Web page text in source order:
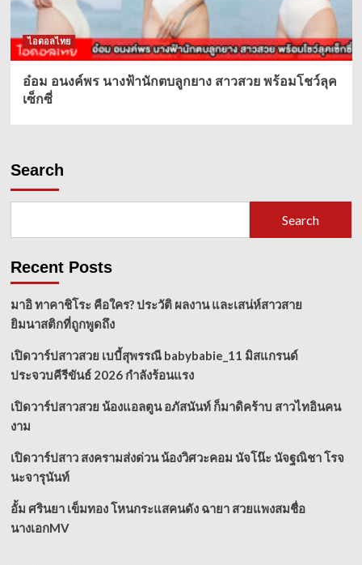
ไอดอลไทย
อ๋อม อนงค์พร นางฟ้านักตบลูกยาง สาวสวย พร้อมโชว์ลุค
เซ็กซี่
Search
Search
Recent Posts
มาอิ ทาคาชิโระ คือใคร? ประวัติ ผลงาน และเสน่ห์สาวสาย
ยิมนาสติกที่ถูกพูดถึง
เปิดวาร์ปสาวสวย เบบี้สุพรรณี babybabie_11 มิสแกรนด์
ประจวบคีรีขันธ์ 2026 กำลังร้อนแรง
เปิดวาร์ปสาวสวย น้องแอลตูน อภัสนันท์ ก็มาดิคร้าบ สาวไทอินคน
งาม
เปิดวาร์ปสาว สงครามส่งด่วน น้องวิศวะคอม นัจโน๊ะ นัจฐณิชา โรจ
นะจารุนันท์
อั้ม ศรินยา เข็มทอง โหนกระแสคนดัง ฉายา สวยแพงสมชื่อ
นางเอกMV